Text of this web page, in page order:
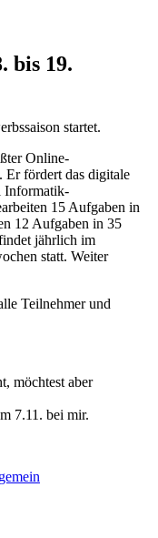
bis 19.
startet.
Online-
fördert das digitale
Informatik-
15 Aufgaben in
12 Aufgaben in 35
jährlich im
statt. Weiter
Teilnehmer und
möchtest aber
7.11. bei mir.